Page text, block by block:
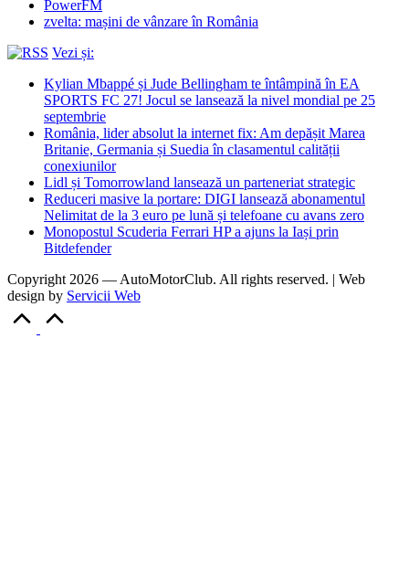
PowerFM
zvelta: mașini de vânzare în România
Vezi și:
Kylian Mbappé și Jude Bellingham te întâmpină în EA
SPORTS FC 27! Jocul se lansează la nivel mondial pe 25
septembrie
România, lider absolut la internet fix: Am depășit Marea
Britanie, Germania și Suedia în clasamentul calității
conexiunilor
Lidl și Tomorrowland lansează un parteneriat strategic
Reduceri masive la portare: DIGI lansează abonamentul
Nelimitat de la 3 euro pe lună și telefoane cu avans zero
Monopostul Scuderia Ferrari HP a ajuns la Iași prin
Bitdefender
Copyright 2026 — AutoMotorClub. All rights reserved. | Web
design by Servicii Web